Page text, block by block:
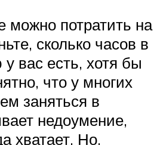
можно потратить на
сколько часов в
вас есть, хотя бы
что у многих
заняться в
недоумение,
хватает. Но,